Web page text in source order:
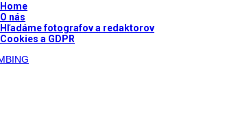
Home
O nás
Hľadáme fotografov a redaktorov
Cookies a GDPR